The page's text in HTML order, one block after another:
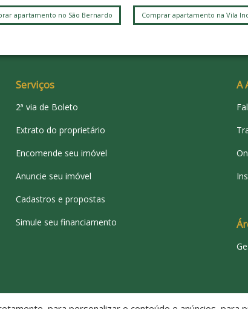
apartamento no São Bernardo Comprar apartamento na Vila
Serviços
2ª via de Boleto
Extrato do proprietário
Encomende seu imóvel
Anuncie seu imóvel
Cadastros e propostas
Simule seu financiamento
A